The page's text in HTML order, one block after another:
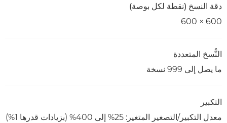
دقة النسخ (نقطة لكل بوصة)
600 × 600
النُّسخ المتعددة
ما يصل إلى 999 نسخة
التكبير
معدل التكبير/التصغير المتغير: 25% إلى 400% (بزيادات قدرها 1%)